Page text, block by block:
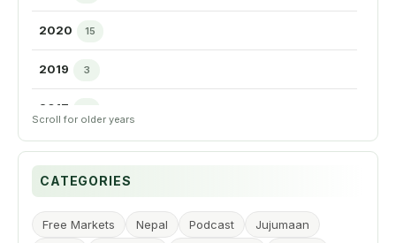
2020 15
2019 3
2017
2015 7
2014 15
CATEGORIES
Free Markets Nepal Podcast
Jujumaan